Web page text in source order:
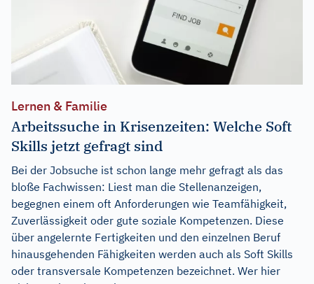
Lernen & Familie
Arbeitssuche in Krisenzeiten: Welche Soft
Skills jetzt gefragt sind
Bei der Jobsuche ist schon lange mehr gefragt als das
bloße Fachwissen: Liest man die Stellenanzeigen,
begegnen einem oft Anforderungen wie Teamfähigkeit,
Zuverlässigkeit oder gute soziale Kompetenzen. Diese
über angelernte Fertigkeiten und den einzelnen Beruf
hinausgehenden Fähigkeiten werden auch als Soft Skills
oder transversale Kompetenzen bezeichnet. Wer hier